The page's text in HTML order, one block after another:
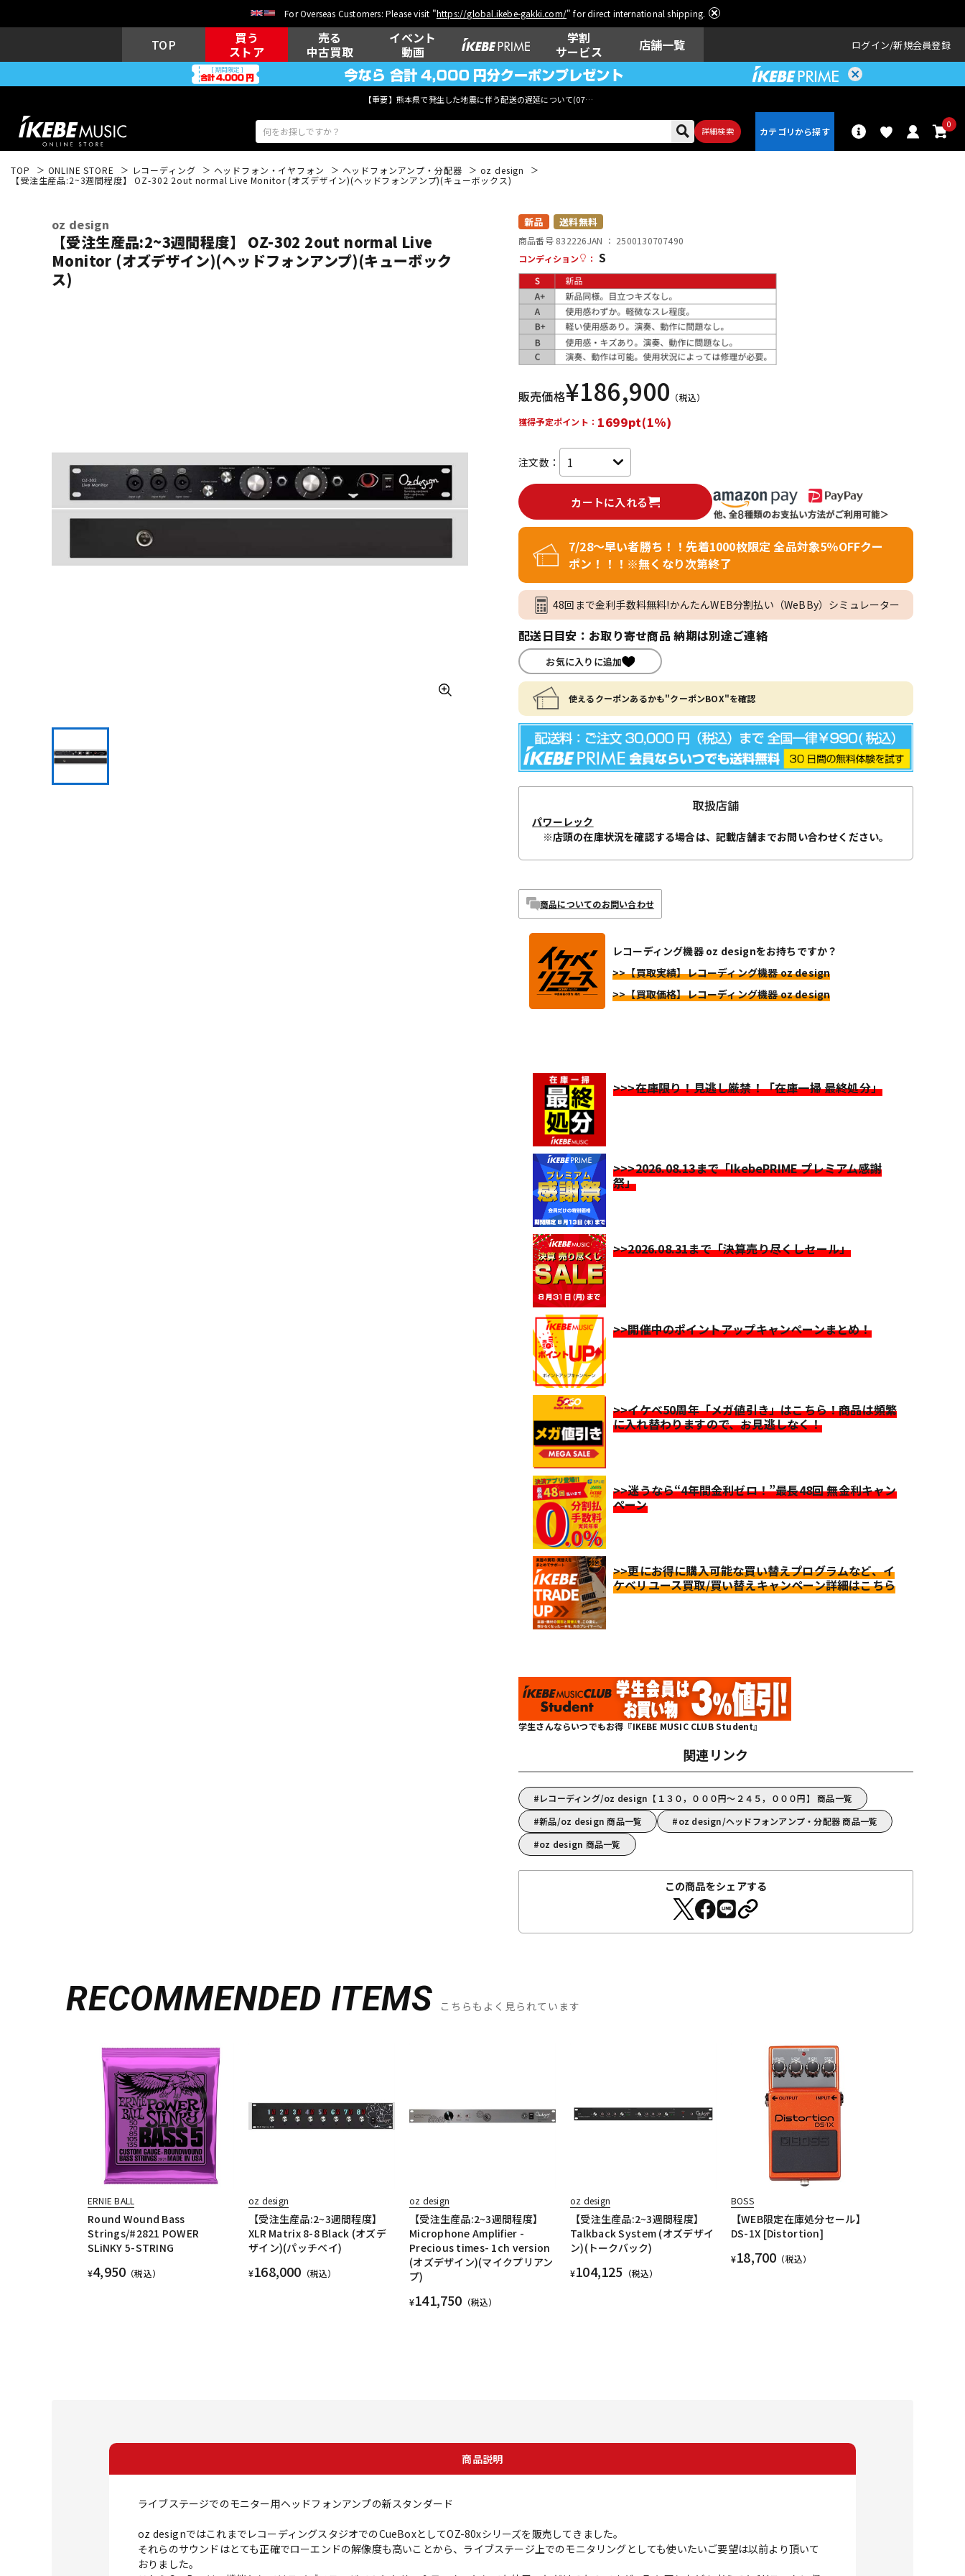
For Overseas Customers: Please visit "https://global.ikebe-gakki.com/" for direct international shipping.
TOP
買う
ストア
売る
中古買取
イベント
動画
学割
サービス
店舗一覧 ログイン 新規会員登録
【重要】熊本県で発生した地震に伴う配送の遅延について(07月29日
詳細検索
0
キーボード 電子ピアノ 管楽器 その他楽器 アンプ
レコーディン
グ機器
配信/ライブ
機器
TOP ONLINE STORE レコーディング ヘッドフォン・イヤフォン ヘッドフォンアンプ・分配器
oz design
【受注生産品:2~3週間程度】 OZ-302 2out normal Live Monitor (オズデザイン)(ヘッドフォンアンプ)(キューボックス)
oz design
【受注生産品:2~3週間程度】 OZ-302 2out normal Live
Monitor (オズデザイン)(ヘッドフォンアンプ)(キューボック
ス)
新品 送料無料
商品番号 832226JAN ： 2500130707490
コンディション
： S
販売価格¥186,900 （税込）
獲得予定ポイント： 1699pt(1%)
注文数：
カートに入れる
7/28～早い者勝ち！！先着1000枚限定 全品対象5％OFFクー
ポン！！！※無くなり次第終了
48回まで金利手数料無料!かんたんWEB分割払い（WeBBy）シミュレーター
配送日目安：お取り寄せ商品 納期は別途ご連絡
お気に入りに追加
使えるクーポンあるかも"クーポンBOX"を確認
取扱店舗
パワーレック
※店頭の在庫状況を確認する場合は、記載店舗までお問い合わせください。
商品についてのお問い合わせ
レコーディング機器 oz designをお持ちですか？
>>【買取実績】レコーディング機器 oz design
>>【買取価格】レコーディング機器 oz design
>>>在庫限り！見逃し厳禁！「在庫一掃 最終処分」
>>>2026.08.13まで「IkebePRIME プレミアム感謝
祭」
>>2026.08.31まで「決算売り尽くしセール」
>>開催中のポイントアップキャンペーンまとめ！
>>イケベ50周年「メガ値引き」はこちら！商品は頻繁
に入れ替わりますので、お見逃しなく！
>>迷うなら“4年間金利ゼロ！”最長48回 無金利キャン
ペーン
>>更にお得に購入可能な買い替えプログラムなど、イ
ケベリユース買取/買い替えキャンペーン詳細はこちら
学生さんならいつでもお得『IKEBE MUSIC CLUB Student』
関連リンク
レコーディング/oz design【１３０，０００円～２４５，０００円】 商品一覧
新品/oz design 商品一覧
oz design/ヘッドフォンアンプ・分配器 商品一覧
oz design 商品一覧
この商品をシェアする
RECOMMENDED ITEMS こちらもよく見られています
ERNIE BALL
Round Wound Bass
Strings/#2821 POWER
SLiNKY 5-STRING
¥4,950 （税込）
oz design
【受注生産品:2~3週間程度】
XLR Matrix 8-8 Black (オズデ
ザイン)(パッチベイ)
¥168,000 （税込）
oz design
【受注生産品:2~3週間程度】
Microphone Amplifier -
Precious times- 1ch version
(オズデザイン)(マイクプリアン
プ)
¥141,750 （税込）
oz design
【受注生産品:2~3週間程度】
Talkback System (オズデザイ
ン)(トークバック)
¥104,125 （税込）
BOSS
【WEB限定在庫処分セール】
DS-1X [Distortion]
¥18,700 （税込）
商品説明
ライブステージでのモニター用ヘッドフォンアンプの新スタンダード
oz designではこれまでレコーディングスタジオでのCueBoxとしてOZ-80xシリーズを販売してきました。
それらのサウンドはとても正確でローエンドの解像度も高いことから、ライブステージ上でのモニタリングとしても使いたいご要望は以前より頂いて
おりました。